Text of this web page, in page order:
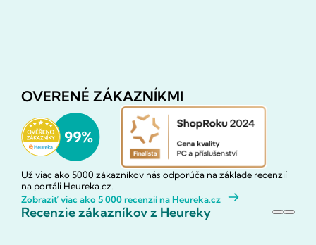
OVERENÉ ZÁKAZNÍKMI
Už viac ako 5000 zákazníkov nás odporúča na základe recenzií
na portáli Heureka.cz.
Zobraziť viac ako 5 000 recenzií na Heureka.cz
Recenzie zákazníkov z Heureky